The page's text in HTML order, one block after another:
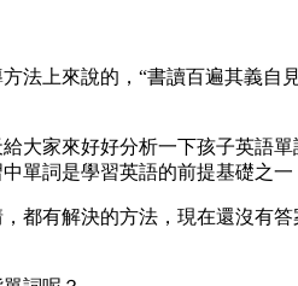
法上來說的，“書讀百遍其義自
大家來好好分析一下孩子英語
單詞是學習英語的前提基礎之一
都有解決的方法，現在還沒有